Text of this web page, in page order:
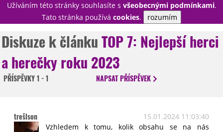
Užíváním této stránky souhlasíte s všeobecnými podmínkami.
Tato stránka používá cookies. rozumím
PŘIHLÁSIT
NOVINKY
TÉMATA
DISKUZE
STATISTIKY
TIRÁŽ
Diskuze k článkuTOP 7: Nejlepší herci
a herečky roku 2023
PŘÍSPĚVKY1 - 1 NAPSATPŘÍSPĚVEK
trešlson
15.01.2024 11:03:40
Vzhledem k tomu, kolik obsahu se na nás